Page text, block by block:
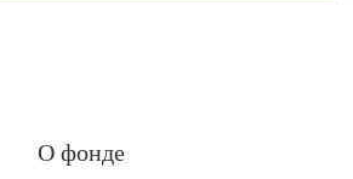
О фонде